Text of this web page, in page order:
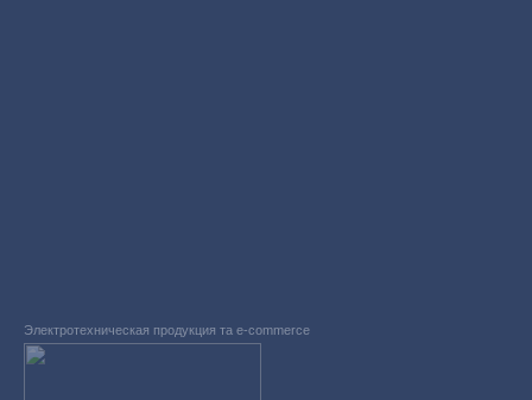
Электротехническая продукция та e-commerce